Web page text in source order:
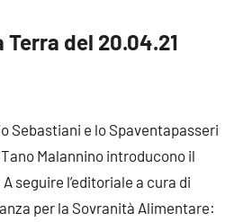
del 20.04.21
Sebastiani e lo Spaventapasseri
Malannino introducono il
seguire l’editoriale a cura di
per la Sovranità Alimentare: